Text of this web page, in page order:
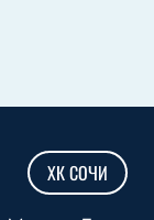
ХК СОЧИ